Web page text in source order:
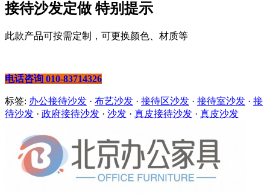
接待沙发定做 特别提示
此款产品可按需定制，可更换颜色、材质等
电话咨询 010-83714326
标签: 办公接待沙发 · 布艺沙发 · 接待区沙发 · 接待室沙发 · 接
待沙发 · 政府接待沙发 · 沙发 · 真皮接待沙发 · 真皮沙发